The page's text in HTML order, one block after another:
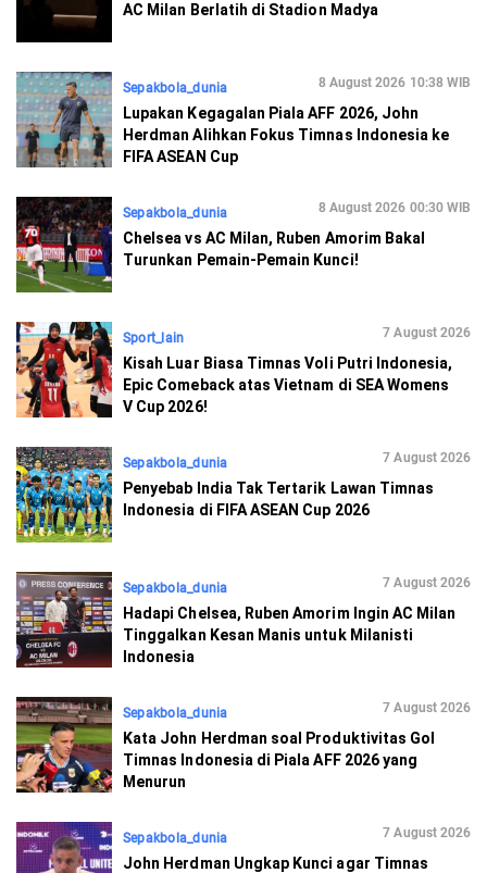
AC Milan Berlatih di Stadion Madya
Sepakbola_dunia 8 August 2026 10:38 WIB
Lupakan Kegagalan Piala AFF 2026, John
Herdman Alihkan Fokus Timnas Indonesia ke
FIFA ASEAN Cup
Sepakbola_dunia 8 August 2026 00:30 WIB
Chelsea vs AC Milan, Ruben Amorim Bakal
Turunkan Pemain-Pemain Kunci!
Sport_lain 7 August 2026
Kisah Luar Biasa Timnas Voli Putri Indonesia,
Epic Comeback atas Vietnam di SEA Womens
V Cup 2026!
Sepakbola_dunia 7 August 2026
Penyebab India Tak Tertarik Lawan Timnas
Indonesia di FIFA ASEAN Cup 2026
Sepakbola_dunia 7 August 2026
Hadapi Chelsea, Ruben Amorim Ingin AC Milan
Tinggalkan Kesan Manis untuk Milanisti
Indonesia
Sepakbola_dunia 7 August 2026
Kata John Herdman soal Produktivitas Gol
Timnas Indonesia di Piala AFF 2026 yang
Menurun
Sepakbola_dunia 7 August 2026
John Herdman Ungkap Kunci agar Timnas